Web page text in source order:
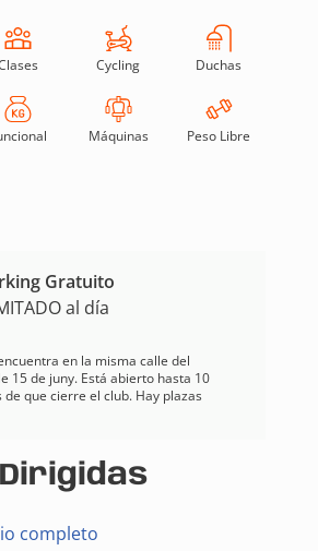
Cycling Duchas
Máquinas Peso Libre
Gratuito
al día
en la misma calle del
15 de juny. Está abierto hasta 10
de que cierre el club. Hay plazas
completo